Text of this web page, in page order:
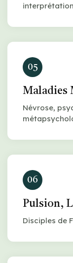
05
Maladies
Névrose,
06
Pulsion,
Disciples de